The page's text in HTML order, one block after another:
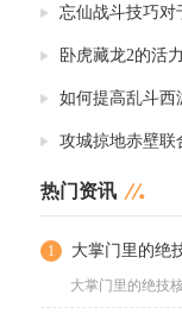
忘仙战斗技巧对
卧虎藏龙2的活
如何提高乱斗西
攻城掠地赤壁联
热门资讯
1 大掌门里的绝